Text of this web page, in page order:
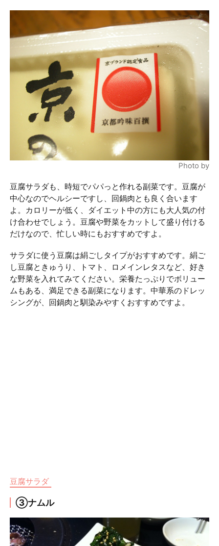
Photo by
豆腐サラダも、時短でパパっと作れる副菜です。豆腐が
中心なのでヘルシーですし、回鍋肉とも良く合います
よ。カロリーが低く、ダイエット中の方にも大人気の付
け合わせでしょう。豆腐や野菜をカットして盛り付ける
だけなので、忙しい時にもおすすめですよ。
サラダに使う豆腐は絹ごしタイプがおすすめです。絹ご
し豆腐ときゅうり、トマト、ロメインレタスなど、好き
な野菜を入れてみてください。栄養たっぷりでボリュー
ムもある、満足できる副菜になります。中華系のドレッ
シングが、回鍋肉と馴染みやすくおすすめですよ。
豆腐サラダ
③ナムル